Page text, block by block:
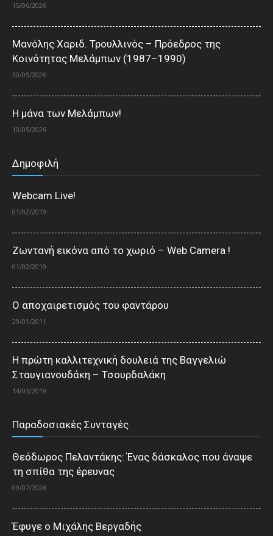
15/06/2026
Μανόλης Χαριδ. Τρουλλινός – Πρόεδρος της
Κοινότητας Μελάμπων (1987–1990)
30/05/2026
Η μάνα των Μελάμπων!
10/05/2026
Δημοφιλή
Webcam Live!
01/02/2019
Ζωντανή εικόνα από το χωριό – Web Camera !
01/02/2019
Ο αποχαιρετισμός του φαντάρου
29/01/2011
Η πρώτη καλλιτεχνική δουλειά της Βαγγελιώ
Σταυγιανουδάκη – Τσουρδαλάκη
14/03/2019
Παραδοσιακές Συνταγές
Θεόδωρος Πελαντάκης: Ένας δάσκαλος που άναψε
τη σπίθα της έρευνας
09/07/2026
Έφυγε ο Μιχάλης Βεργαδής